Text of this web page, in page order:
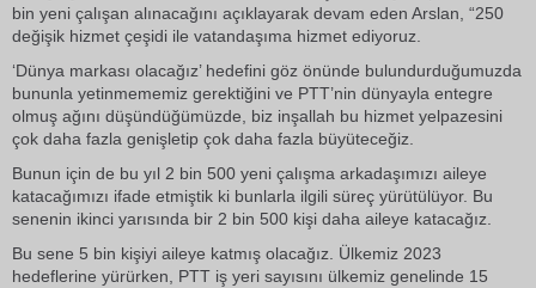
bin yeni çalışan alınacağını açıklayarak devam eden Arslan, “250
değişik hizmet çeşidi ile vatandaşıma hizmet ediyoruz.
‘Dünya markası olacağız’ hedefini göz önünde bulundurduğumuzda
bununla yetinmememiz gerektiğini ve PTT’nin dünyayla entegre
olmuş ağını düşündüğümüzde, biz inşallah bu hizmet yelpazesini
çok daha fazla genişletip çok daha fazla büyüteceğiz.
Bunun için de bu yıl 2 bin 500 yeni çalışma arkadaşımızı aileye
katacağımızı ifade etmiştik ki bunlarla ilgili süreç yürütülüyor. Bu
senenin ikinci yarısında bir 2 bin 500 kişi daha aileye katacağız.
Bu sene 5 bin kişiyi aileye katmış olacağız. Ülkemiz 2023
hedeflerine yürürken, PTT iş yeri sayısını ülkemiz genelinde 15